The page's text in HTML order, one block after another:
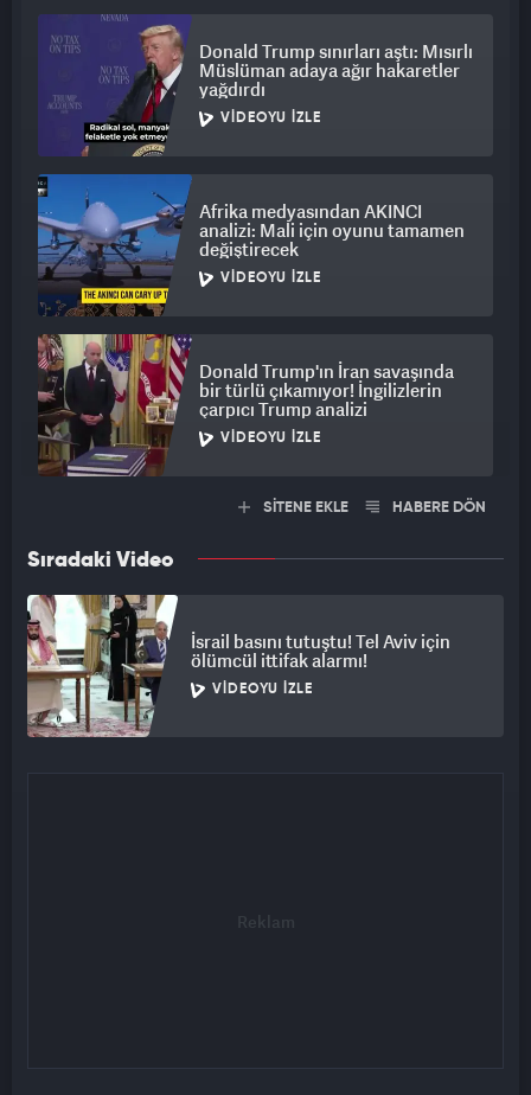
Donald Trump sınırları aştı: Mısırlı
Müslüman adaya ağır hakaretler
yağdırdı
VIDEOYU İZLE
Afrika medyasından AKINCI
analizi: Mali için oyunu tamamen
değiştirecek
VIDEOYU İZLE
Donald Trump'ın İran savaşında
bir türlü çıkamıyor! İngilizlerin
çarpıcı Trump analizi
VIDEOYU İZLE
SİTENE EKLE HABERE DÖN
Sıradaki Video
İsrail basını tutuştu! Tel Aviv için
ölümcül ittifak alarmı!
VIDEOYU İZLE